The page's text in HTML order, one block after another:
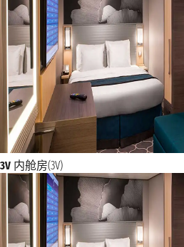
3V 内舱房(3V)